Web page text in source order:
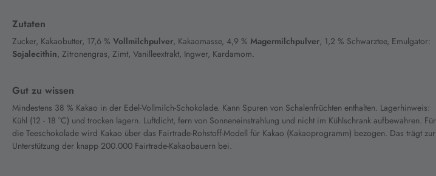
Zutaten
Zucker, Kakaobutter, 17,6 % Vollmilchpulver, Kakaomasse, 4,9 % Magermilchpulver, 1,2 % Schwarztee, Emulgator:
Sojalecithin, Zitronengras, Zimt, Vanilleextrakt, Ingwer, Kardamom.
Gut zu wissen
Mindestens 38 % Kakao in der Edel-Vollmilch-Schokolade. Kann Spuren von Schalenfrüchten enthalten. Lagerhinweis:
Kühl (12 - 18 °C) und trocken lagern. Luftdicht, fern von Sonneneinstrahlung und nicht im Kühlschrank aufbewahren. Für
die Teeschokolade wird Kakao über das Fairtrade-Rohstoff-Modell für Kakao (Kakaoprogramm) bezogen. Das trägt zur
Unterstützung der knapp 200.000 Fairtrade-Kakaobauern bei.